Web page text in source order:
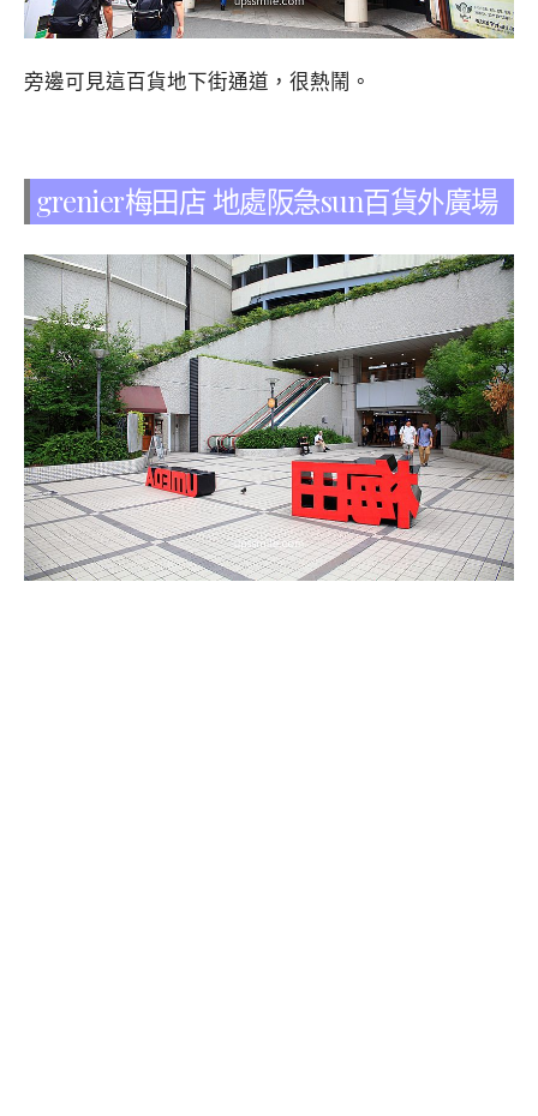
旁邊可見這百貨地下街通道，很熱鬧。
grenier梅田店 地處阪急sun百貨外廣場